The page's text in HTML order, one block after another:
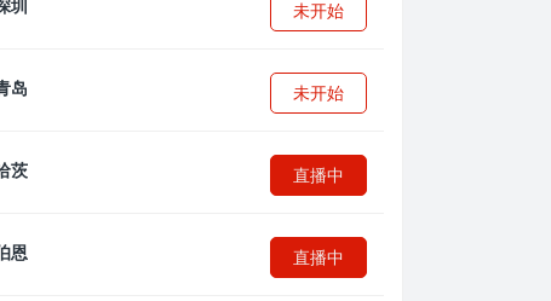
未开始
未开始
直播中
直播中